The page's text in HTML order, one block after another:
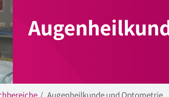
Augenheilkunde und Optometrie